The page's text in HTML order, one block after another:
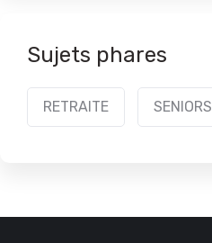
Sujets phares
RETRAITE SENIORS